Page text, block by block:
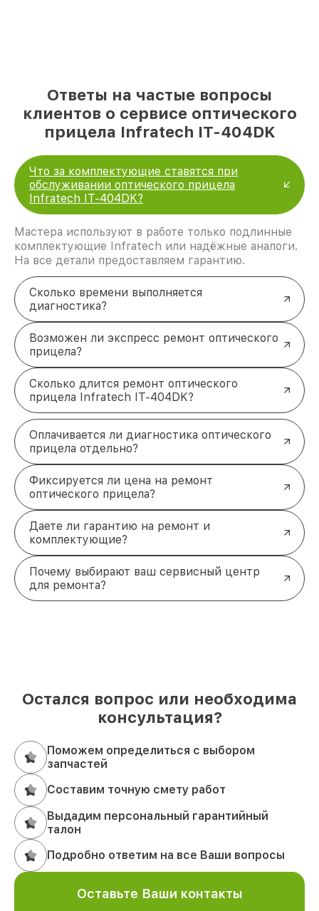
Ответы на частые вопросы
клиентов о сервисе оптического
прицела Infratech IT-404DK
Что за комплектующие ставятся при
обслуживании оптического прицела
Infratech IT-404DK?
Мастера используют в работе только подлинные
комплектующие Infratech или надёжные аналоги.
На все детали предоставляем гарантию.
Сколько времени выполняется
диагностика?
Возможен ли экспресс ремонт оптического
прицела?
Сколько длится ремонт оптического
прицела Infratech IT-404DK?
Оплачивается ли диагностика оптического
прицела отдельно?
Фиксируется ли цена на ремонт
оптического прицела?
Даете ли гарантию на ремонт и
комплектующие?
Почему выбирают ваш сервисный центр
для ремонта?
Остался вопрос или необходима
консультация?
Поможем определиться с выбором
запчастей
Составим точную смету работ
Выдадим персональный гарантийный
талон
Подробно ответим на все Ваши вопросы
Оставьте Ваши контакты